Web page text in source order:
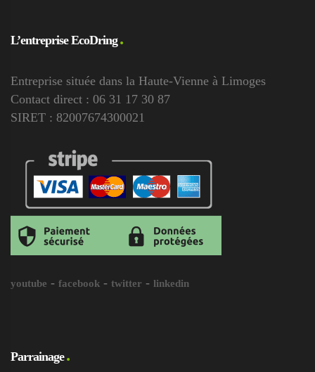
L’entreprise EcoDring
Entreprise située dans la Haute-Vienne à Limoges
Contact direct : 06 31 17 30 87
SIRET : 82007674300021
youtube - facebook - twitter - linkedin
Parrainage